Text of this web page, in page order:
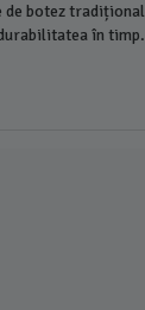
botez
în timp.